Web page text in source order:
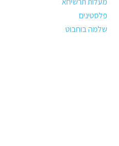
פלסטינים
שלמה בוחבוט